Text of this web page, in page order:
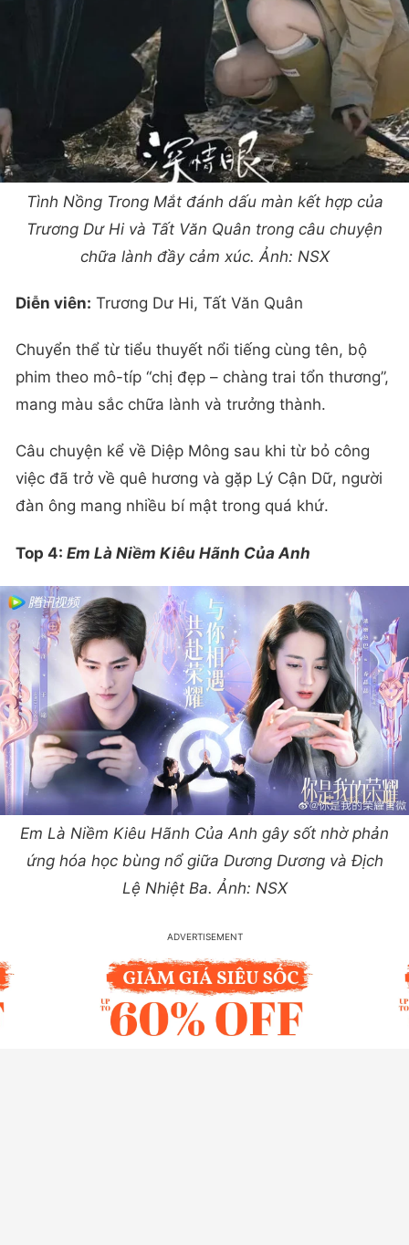
Tình Nồng Trong Mắt đánh dấu màn kết hợp của
Trương Dư Hi và Tất Văn Quân trong câu chuyện
chữa lành đầy cảm xúc. Ảnh: NSX
Diễn viên: Trương Dư Hi, Tất Văn Quân
Chuyển thể từ tiểu thuyết nổi tiếng cùng tên, bộ
phim theo mô-típ “chị đẹp – chàng trai tổn thương”,
mang màu sắc chữa lành và trưởng thành.
Câu chuyện kể về Diệp Mông sau khi từ bỏ công
việc đã trở về quê hương và gặp Lý Cận Dữ, người
đàn ông mang nhiều bí mật trong quá khứ.
Top 4: Em Là Niềm Kiêu Hãnh Của Anh
Em Là Niềm Kiêu Hãnh Của Anh gây sốt nhờ phản
ứng hóa học bùng nổ giữa Dương Dương và Địch
Lệ Nhiệt Ba. Ảnh: NSX